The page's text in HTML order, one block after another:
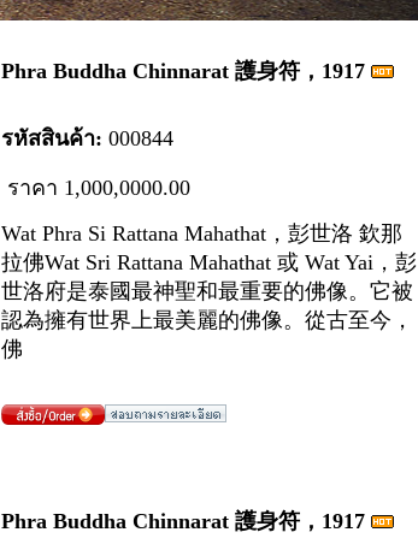
Phra Buddha Chinnarat 護身符，1917
รหัสสินค้า: 000844
ราคา 1,000,0000.00
Wat Phra Si Rattana Mahathat，彭世洛 欽那
拉佛Wat Sri Rattana Mahathat 或 Wat Yai，彭
世洛府是泰國最神聖和最重要的佛像。它被
認為擁有世界上最美麗的佛像。從古至今，
佛
Phra Buddha Chinnarat 護身符，1917